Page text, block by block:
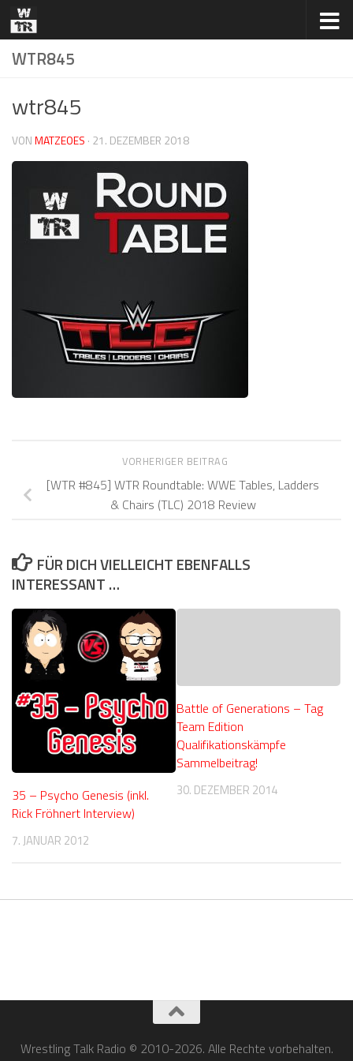
Zum Inhalt springen
WTR845
wtr845
VONMATZEOES · 21. DEZEMBER 2018
VORHERIGER BEITRAG
[WTR #845] WTR Roundtable: WWE Tables, Ladders
& Chairs (TLC) 2018 Review
FÜR DICH VIELLEICHT EBENFALLS
INTERESSANT …
35 – Psycho Genesis (inkl.
Rick Fröhnert Interview)
7. JANUAR 2012
Battle of Generations – Tag
Team Edition
Qualifikationskämpfe
Sammelbeitrag!
30. DEZEMBER 2014
Wrestling Talk Radio © 2010-2026. Alle Rechte vorbehalten.